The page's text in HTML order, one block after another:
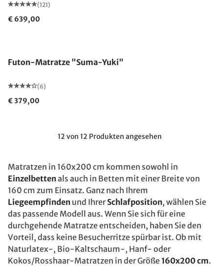
(121)
€ 639,00
Futon-Matratze "Suma-Yuki"
(6)
€ 379,00
12 von 12 Produkten angesehen
Matratzen in 160x200 cm kommen sowohl in
Einzelbettenals auch in Betten mit einer Breite von
160 cm zum Einsatz. Ganz nach Ihrem
Liegeempfinden und IhrerSchlafposition, wählen Sie
das passende Modell aus. Wenn Sie sich für eine
durchgehende Matratze entscheiden, haben Sie den
Vorteil, dass keine Besucherritze spürbar ist. Ob mit
Naturlatex-, Bio-Kaltschaum-, Hanf- oder
Kokos/Rosshaar-Matratzen in der Größe 160x200 cm.